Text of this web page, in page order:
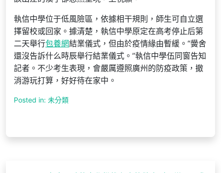
執信中學位于低風險區，依據相干規則，師生可自立選
擇留校或回家。據清楚，執信中學原定在高考停止后第
二天舉行包養網結業儀式，但由於疫情緣由暫緩。“黌舍
還沒告訴什么時辰舉行結業儀式。”執信中學伍同窗告知
記者。不少考生表現，會嚴厲遵照廣州的防疫政策，撤
消游玩打算，好好待在家中。
Posted in: 未分類